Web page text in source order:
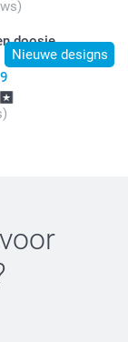
Nieuwe designs
doosje